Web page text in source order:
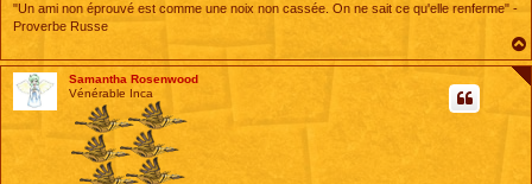
"Un ami non éprouvé est comme une noix non cassée. On ne sait ce qu'elle renferme" -
Proverbe Russe
Samantha Rosenwood
Vénérable Inca